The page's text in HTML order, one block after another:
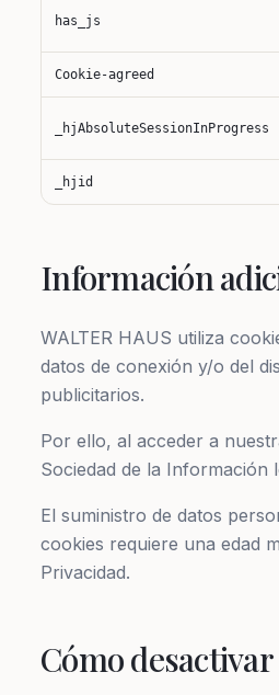
has_js
Cookie-agreed
_hjAbsoluteSessionInProgress
_hjid
Información
WALTER HAUS utiliza
datos de conexión y/o del
publicitarios.
Por ello, al acceder a
Sociedad de la Información
El suministro de datos
cookies requiere una edad
Privacidad.
Cómo